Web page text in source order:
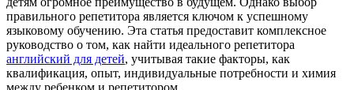
правильного репетитора является ключом к успешному
языковому обучению. Эта статья предоставит комплексное
руководство о том, как найти идеального репетитора
английский для детей, учитывая такие факторы, как
квалификация, опыт, индивидуальные потребности и химия
между ребенком и репетитором.